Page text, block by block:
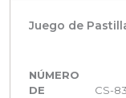
Juego de
NÚMERO
DE
CS-